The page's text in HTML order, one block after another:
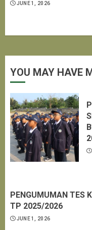
JUNE 1, 2026
YOU MAY HAVE
PENGUMUMAN TES
TP 2025/2026
JUNE 1, 2026